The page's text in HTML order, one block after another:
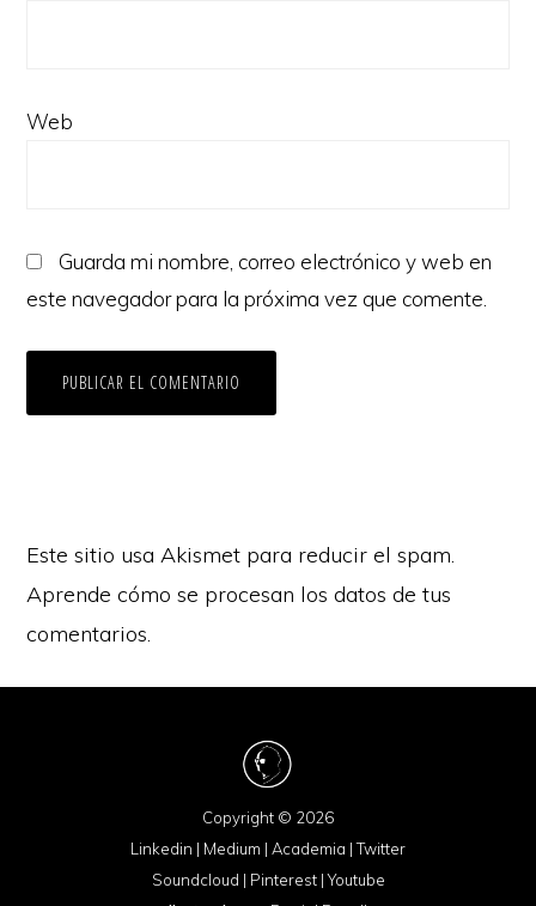
Web
Guarda mi nombre, correo electrónico y web en
este navegador para la próxima vez que comente.
Este sitio usa Akismet para reducir el spam.
Aprende cómo se procesan los datos de tus
comentarios.
Copyright © 2026
Linkedin | Medium | Academia |Twitter
Soundcloud | Pinterest|Youtube